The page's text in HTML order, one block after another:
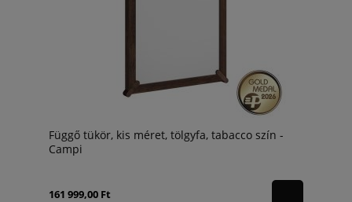
Függő tükör, kis méret, tölgyfa, tabacco szín -
Campi
161 999,00 Ft